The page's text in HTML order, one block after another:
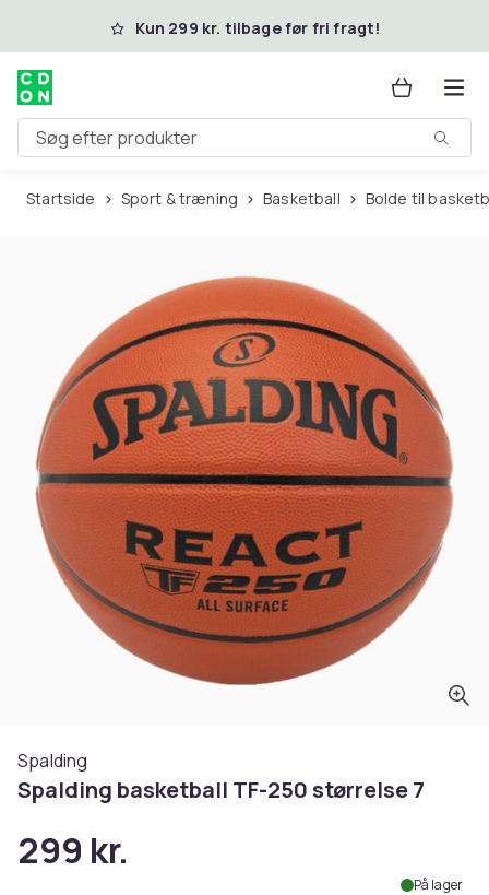
Spring til hovedindhold
Kun 299 kr. tilbage før fri fragt!
Søg efter produkter
Startside Sport & træning Basketball Bolde til
Spalding
Spalding basketball TF-250 størrelse 7
299 kr.
På lager